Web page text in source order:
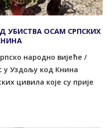
УБИСТВА ОСАМ СРПСКИХ
народно вијеће /
у Уздољу код Книна
цивила које су прије